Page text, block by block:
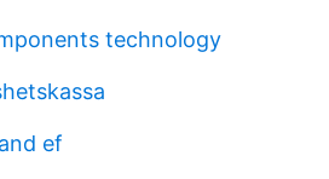
technology
ef